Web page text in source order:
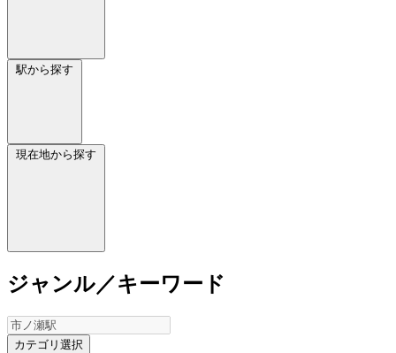
駅から探す
現在地から探す
ジャンル／キーワード
カテゴリ選択